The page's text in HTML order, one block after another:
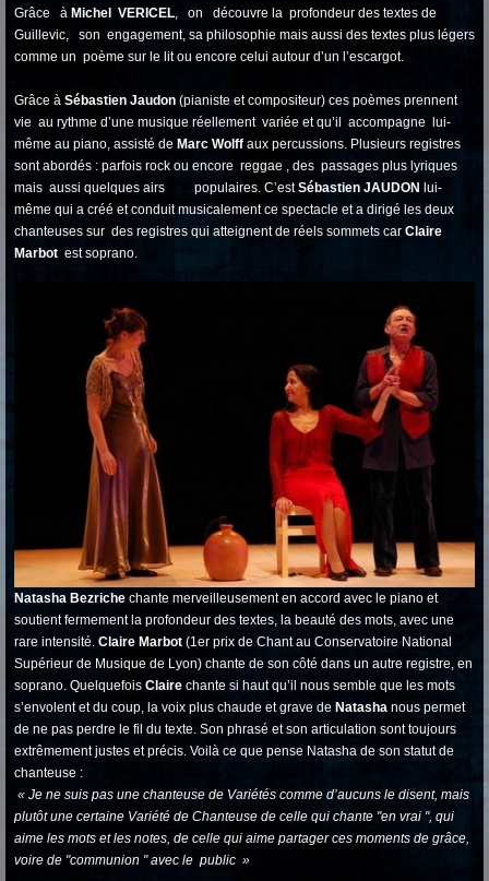
Grâce à Michel VERICEL, on découvre la profondeur des textes de
Guillevic, son engagement, sa philosophie mais aussi des textes plus légers
comme un poème sur le lit ou encore celui autour d’un l’escargot.
Grâce à Sébastien Jaudon (pianiste et compositeur) ces poèmes prennent
vie au rythme d’une musique réellement variée et qu’il accompagne lui-
même au piano, assisté de Marc Wolff aux percussions. Plusieurs registres
sont abordés : parfois rock ou encore reggae , des passages plus lyriques
mais aussi quelques airs populaires. C’estSébastien JAUDON lui-
même qui a créé et conduit musicalement ce spectacle et a dirigé les deux
chanteuses sur des registres qui atteignent de réels sommets car Claire
Marbot est soprano.
Natasha Bezriche chante merveilleusement en accord avec le piano et
soutient fermement la profondeur des textes, la beauté des mots, avec une
rare intensité. Claire Marbot (1er prix de Chant au Conservatoire National
Supérieur de Musique de Lyon) chante de son côté dans un autre registre, en
soprano. Quelquefois Claire chante si haut qu’il nous semble que les mots
s’envolent et du coup, la voix plus chaude et grave de Natasha nous permet
de ne pas perdre le fil du texte. Son phrasé et son articulation sont toujours
extrêmement justes et précis. Voilà ce que pense Natasha de son statut de
chanteuse :
« Je ne suis pas une chanteuse de Variétés comme d’aucuns le disent, mais
plutôt une certaine Variété de Chanteuse de celle qui chante "en vrai ", qui
aime les mots et les notes, de celle qui aime partager ces moments de grâce,
voire de "communion " avec le public »